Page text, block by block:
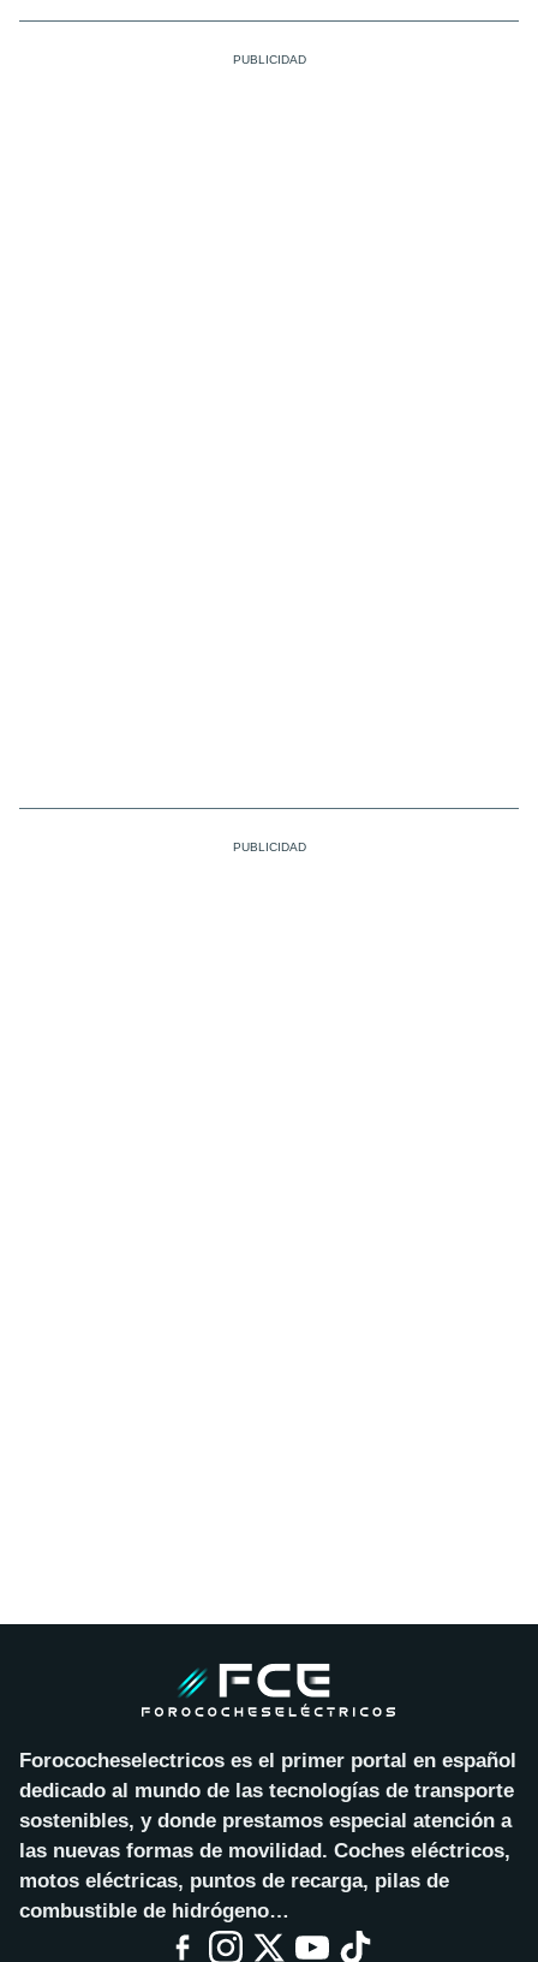
Forococheselectricos es el primer portal en español
dedicado al mundo de las tecnologías de transporte
sostenibles, y donde prestamos especial atención a
las nuevas formas de movilidad. Coches eléctricos,
motos eléctricas, puntos de recarga, pilas de
combustible de hidrógeno…